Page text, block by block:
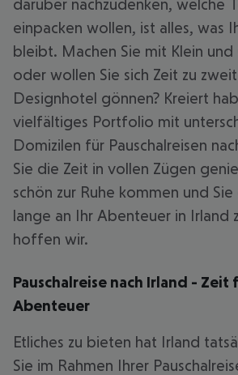
darüber nachzudenken, welche
einpacken wollen, ist alles, was
bleibt. Machen Sie mit Klein
oder wollen Sie sich Zeit zu
Designhotel gönnen? Kreiert
vielfältiges Portfolio mit
Domizilen für Pauschalreisen
Sie die Zeit in vollen Zügen
schön zur Ruhe kommen und
lange an Ihr Abenteuer in Irland
hoffen wir.
Pauschalreise nach Irland - Zeit
Abenteuer
Etliches zu bieten hat Irland
Sie im Rahmen Ihrer